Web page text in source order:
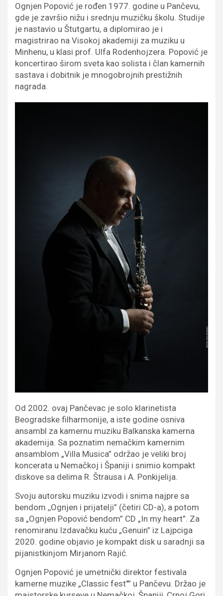
Оgnjen Popović je rođen 1977. godine u Pančevu,
gde je završio nižu i srednju muzičku školu. Studije
je nastavio u Štutgartu, a diplomirao je i
magistrirao na Visokoj akademiji za muziku u
Minhenu, u klasi prof. Ulfa Rodenhojzera. Popović je
koncertirao širom sveta kao solista i član kamernih
sastava i dobitnik je mnogobrojnih prestižnih
nagrada.
Od 2002. ovaj Pančevac je solo klarinetista
Beogradske filharmonije, a iste godine osniva
ansambl za kamernu muziku Balkanska kamerna
akademija. Sa poznatim nemačkim kamernim
ansamblom „Villa Musica” održao je veliki broj
koncerata u Nemačkoj i Španiji i snimio kompakt
diskove sa delima R. Štrausa i A. Ponkijelija.
Svoju autorsku muziku izvodi i snima najpre sa
bendom ,,Оgnjen i prijatelji” (četiri CD-a), a potom
sa „Оgnjen Popović bendom” CD „In my heart”. Za
renomiranu Izdavačku kuću „Genuin” iz Lajpciga
2020. godine objavio je kompakt disk u saradnji sa
pijanistkinjom Mirjanom Rajić.
Оgnjen Popović je umetnički direktor festivala
kamerne muzike „Classic fest"” u Pančevu. Držao je